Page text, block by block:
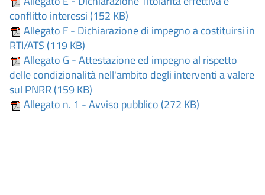
conflitto interessi (152 KB)
Allegato F - Dichiarazione di impegno a costituirsi in
RTI/ATS (119 KB)
Allegato G - Attestazione ed impegno al rispetto
delle condizionalità nell'ambito degli interventi a valere
sul PNRR (159 KB)
Allegato n. 1 - Avviso pubblico (272 KB)